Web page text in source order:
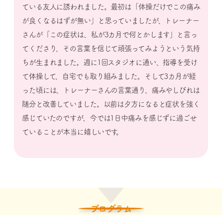
ている友人に誘われました。最初は「体操だけでこの痛み
が良くなるはずが無い」と思っていましたが、トレーナー
さんが「この症状は、私が3カ月で何とかします」と言っ
てくださり、その言葉を信じて頑張ってみようという気持
ちが生まれました。週に1回スタジオに通い、指導を受け
て体操して、自宅でも取り組みました。そして3カ月が経
った頃には、トレーナーさんの言葉通り、痛みやしびれは
随分と改善していました。以前は夕方になると症状を強く
感じていたのですが、今では1日中痛みを感じずに過ごせ
ていることが本当に嬉しいです。
プログラム